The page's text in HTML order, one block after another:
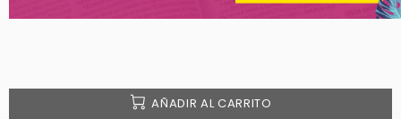
AÑADIR AL CARRITO